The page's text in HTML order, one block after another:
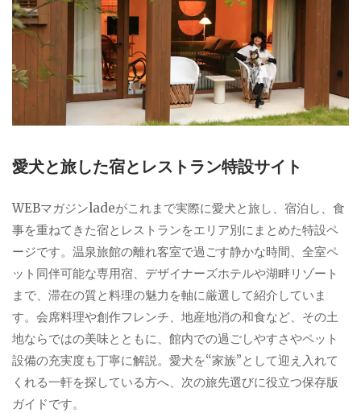
愛犬と旅した宿とレストラン特設サイト
WEBマガジンladeがこれまで実際に愛犬と旅し、宿泊し、食
事を重ねてきた宿とレストランをエリア別にまとめた特設ペ
ージです。温泉旅館の離れ客室で過ごす静かな時間、全室ペ
ット同伴可能な専用宿、デザイナーズホテルや湖畔リゾート
まで、滞在の質と料理の魅力を軸に厳選して紹介していま
す。会席料理や創作フレンチ、地産地消の和食など、その土
地ならではの美味とともに、館内での過ごしやすさやペット
設備の充実度も丁寧に解説。愛犬を“家族”として迎え入れて
くれる一軒を探している方へ、次の旅先選びに役立つ保存版
ガイドです。